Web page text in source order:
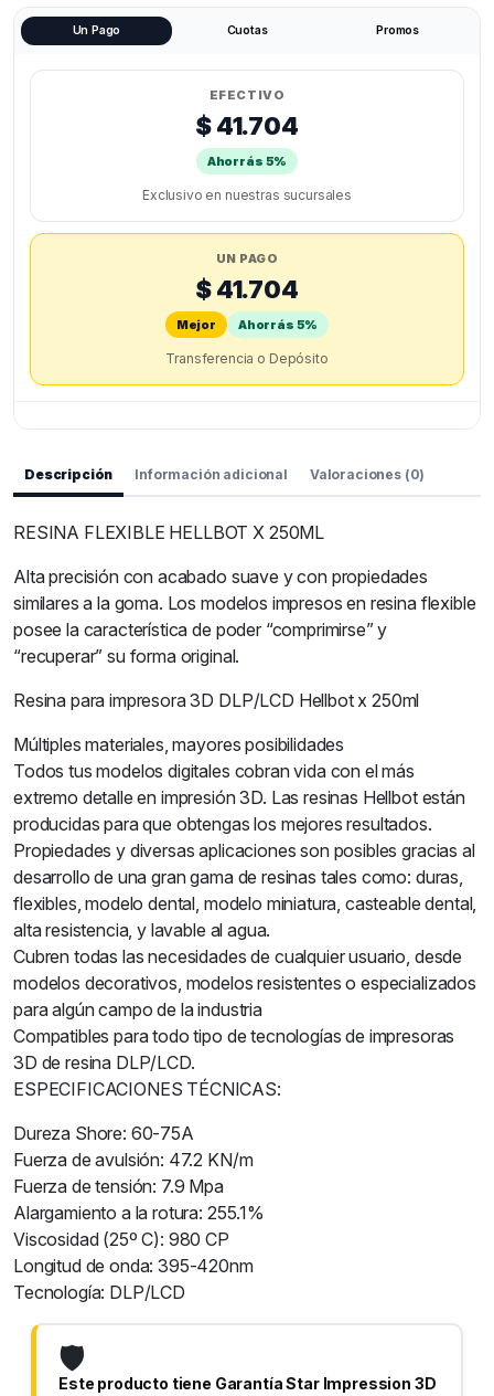
Un Pago Cuotas Promos
EFECTIVO
$ 41.704
Ahorrás 5%
Exclusivo en nuestras sucursales
UN PAGO
$ 41.704
Mejor Ahorrás 5%
Transferencia o Depósito
Descripción Información adicional Valoraciones (0)
RESINA FLEXIBLE HELLBOT X 250ML
Alta precisión con acabado suave y con propiedades
similares a la goma. Los modelos impresos en resina flexible
posee la característica de poder “comprimirse” y
“recuperar” su forma original.
Resina para impresora 3D DLP/LCD Hellbot x 250ml
Múltiples materiales, mayores posibilidades
Todos tus modelos digitales cobran vida con el más
extremo detalle en impresión 3D. Las resinas Hellbot están
producidas para que obtengas los mejores resultados.
Propiedades y diversas aplicaciones son posibles gracias al
desarrollo de una gran gama de resinas tales como: duras,
flexibles, modelo dental, modelo miniatura, casteable dental,
alta resistencia, y lavable al agua.
Cubren todas las necesidades de cualquier usuario, desde
modelos decorativos, modelos resistentes o especializados
para algún campo de la industria
Compatibles para todo tipo de tecnologías de impresoras
3D de resina DLP/LCD.
ESPECIFICACIONES TÉCNICAS:
Dureza Shore: 60-75A
Fuerza de avulsión: 47.2 KN/m
Fuerza de tensión: 7.9 Mpa
Alargamiento a la rotura: 255.1%
Viscosidad (25º C): 980 CP
Longitud de onda: 395-420nm
Tecnología: DLP/LCD
🛡️
Este producto tiene Garantía Star Impression 3D